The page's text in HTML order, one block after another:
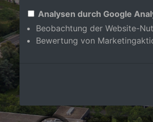
Analysen durch Google
Beobachtung der Website-
Bewertung von